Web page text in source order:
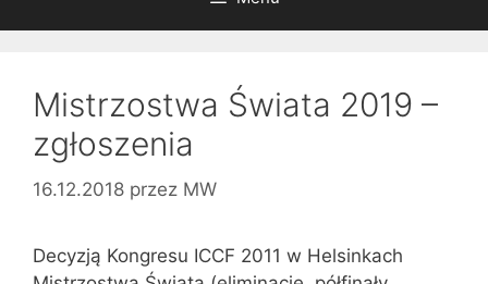
Mistrzostwa Świata 2019 –
zgłoszenia
16.12.2018 przez MW
Decyzją Kongresu ICCF 2011 w Helsinkach